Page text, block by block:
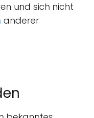
und sich nicht
anderer